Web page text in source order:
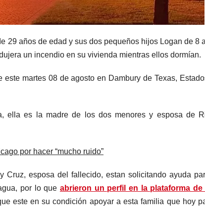
29 años de edad y sus dos pequeños hijos Logan de 8
un incendio en su vivienda mientras ellos dormían.
martes 08 de agosto en Dambury de Texas,
ella es la madre de los dos menores y esposa de
por hacer “mucho ruido”
Cruz, esposa del fallecido, estan solicitando ayuda
por lo que abrieron un perfil en la plataforma de
este en su condición apoyar a esta familia que hoy